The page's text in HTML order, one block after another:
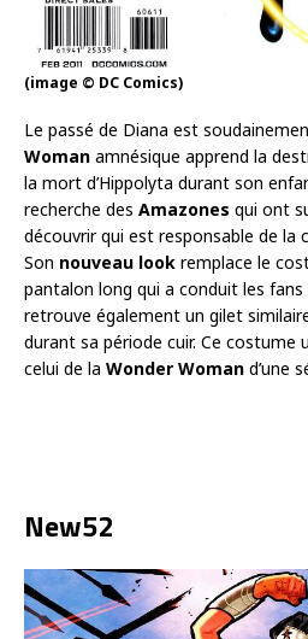
(image © DC Comics)
Le passé de Diana est
Woman amnésique apprend la
la mort d’Hippolyta durant son
recherche des Amazones qui ont
découvrir qui est responsable de la
Son nouveau look remplace le
pantalon long qui a conduit les fans
retrouve également un gilet
durant sa période cuir. Ce costume
celui de la Wonder Woman d’une
New52